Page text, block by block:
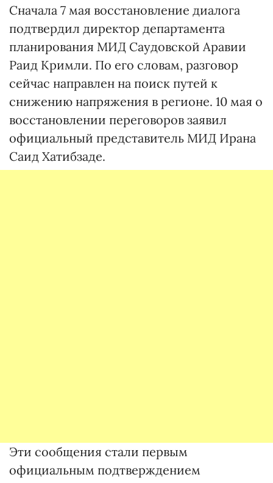
Сначала 7 мая восстановление диалога
подтвердил директор департамента
планирования МИД Саудовской Аравии
Раид Кримли. По его словам, разговор
сейчас направлен на поиск путей к
снижению напряжения в регионе. 10 мая о
восстановлении переговоров заявил
официальный представитель МИД Ирана
Саид Хатибзаде.
Эти сообщения стали первым
официальным подтверждением